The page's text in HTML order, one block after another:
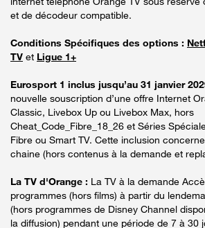
et de décodeur compatible.
Conditions Spécifiques des options :
TV et Ligue 1+
Eurosport 1 inclus jusqu’au 31 janvier
nouvelle souscription d’une offre Internet
Classic, Livebox Up ou Livebox Max, hors
Cheat_Code_Fibre_18_26 et Séries
Fibre ou Smart TV. Cette inclusion
chaine (hors contenus à la demande et
La TV d'Orange : La TV à la demande
programmes (hors films) à partir du
(hors programmes de Disney Channel
la diffusion) pendant une période de 7 à 30